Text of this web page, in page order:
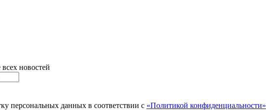
новостей
персональных данных в соответствии с «Политикой конфиденциальности»